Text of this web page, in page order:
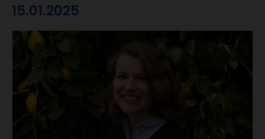
15.01.2025